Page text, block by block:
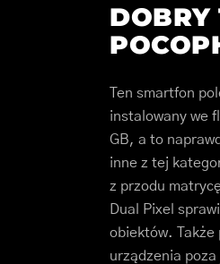
DOBRY
Ten smartfon
instalowany we
GB, a to
inne z tej
z przodu
Dual Pixel
obiektów. Także
urządzenia